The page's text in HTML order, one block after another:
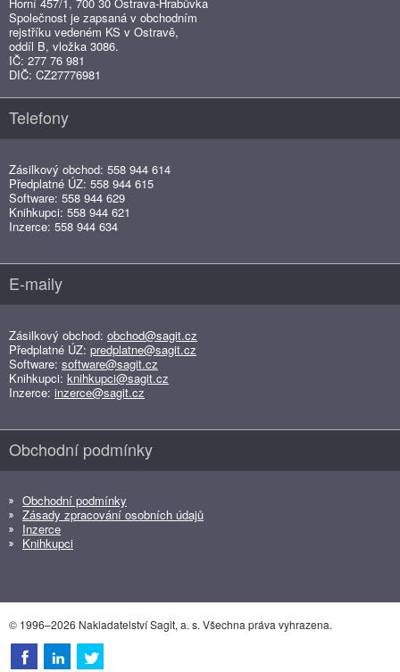
Společnost je zapsaná v obchodním
rejstříku vedeném KS v Ostravě,
oddíl B, vložka 3086.
IČ: 277 76 981
DIČ: CZ27776981
Telefony
Zásilkový obchod: 558 944 614
Předplatné ÚZ: 558 944 615
Software: 558 944 629
Knihkupci: 558 944 621
Inzerce: 558 944 634
E-maily
Zásilkový obchod: obchod@sagit.cz
Předplatné ÚZ: predplatne@sagit.cz
Software: software@sagit.cz
Knihkupci: knihkupci@sagit.cz
Inzerce: inzerce@sagit.cz
Obchodní podmínky
Obchodní podmínky
Zásady zpracování osobních údajů
Inzerce
Knihkupci
© 1996–2026 Nakladatelství Sagit, a. s. Všechna práva vyhrazena.